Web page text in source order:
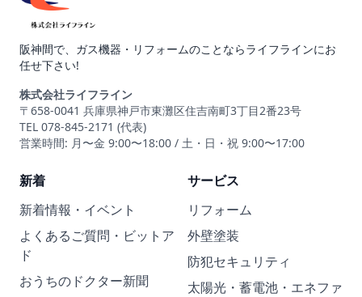
阪神間で、ガス機器・リフォームのことならライフラインにお
任せ下さい!
株式会社ライフライン
〒658-0041 兵庫県神戸市東灘区住吉南町3丁目2番23号
TEL 078-845-2171 (代表)
営業時間: 月〜金 9:00〜18:00 / 土・日・祝 9:00〜17:00
新着
新着情報・イベント
よくあるご質問・ビットア
ド
おうちのドクター新聞
サービス
リフォーム
外壁塗装
防犯セキュリティ
太陽光・蓄電池・エネファ